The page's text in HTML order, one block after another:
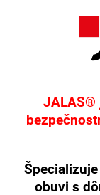
JALAS®
obuvi s